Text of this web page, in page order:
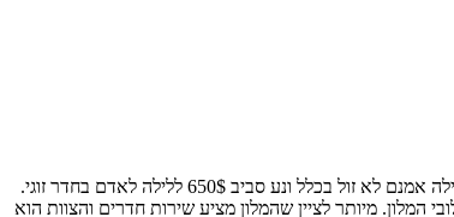
הוא אחד מהמלונות הידועים בעיר. מלון יוקרתי ואם אתם ממש מעוניינים להתפנק בחופשת ירח דבש מומלץ לבחון את המלון הזה. המחיר ללילה אמנם לא זול בכלל ונע סביב 650$ ללילה לאדם בחדר זוגי.
מיותר לציין שהמלון מציע שירות חדרים והצוות הוא